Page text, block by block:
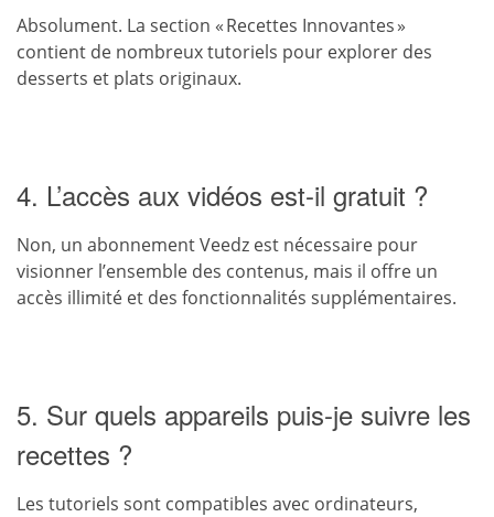
Absolument. La section « Recettes Innovantes »
contient de nombreux tutoriels pour explorer des
desserts et plats originaux.
4. L’accès aux vidéos est-il gratuit ?
Non, un abonnement Veedz est nécessaire pour
visionner l’ensemble des contenus, mais il offre un
accès illimité et des fonctionnalités supplémentaires.
5. Sur quels appareils puis-je suivre les
recettes ?
Les tutoriels sont compatibles avec ordinateurs,